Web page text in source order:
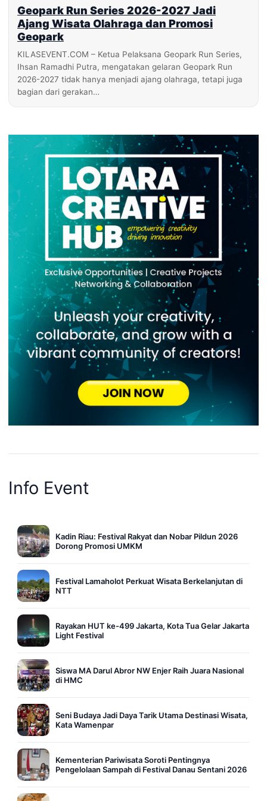
Geopark Run Series 2026-2027 Jadi
Ajang Wisata Olahraga dan Promosi
Geopark
KILASEVENT.COM – Ketua Pelaksana Geopark Run Series,
Ihsan Ramadhi Putra, mengatakan gelaran Geopark Run
2026-2027 tidak hanya menjadi ajang olahraga, tetapi juga
bagian dari gerakan…
Info Event
Kadin Riau: Festival Rakyat dan Nobar Pildun 2026
Dorong Promosi UMKM
Festival Lamaholot Perkuat Wisata Berkelanjutan di
NTT
Rayakan HUT ke-499 Jakarta, Kota Tua Gelar Jakarta
Light Festival
Siswa MA Darul Abror NW Enjer Raih Juara Nasional
di HMC
Seni Budaya Jadi Daya Tarik Utama Destinasi Wisata,
Kata Wamenpar
Kementerian Pariwisata Soroti Pentingnya
Pengelolaan Sampah di Festival Danau Sentani 2026